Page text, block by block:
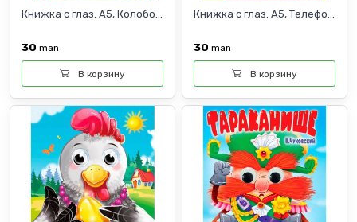
Книжка с глаз. А5, Колобо...
30 man
В корзину
Книжка с глаз. А5, Телефо...
30 man
В корзину